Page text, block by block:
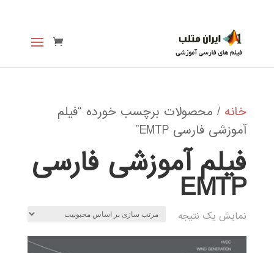
خانه / محصولات برچسب خورده “فیلم
آموزشی فارسی EMTP”
فیلم آموزشی فارسی
EMTP
نمایش یک نتیجه